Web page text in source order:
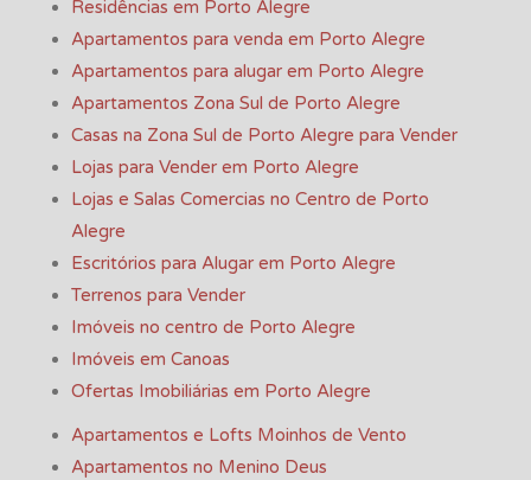
Residências em Porto Alegre
Apartamentos para venda em Porto Alegre
Apartamentos para alugar em Porto Alegre
Apartamentos Zona Sul de Porto Alegre
Casas na Zona Sul de Porto Alegre para Vender
Lojas para Vender em Porto Alegre
Lojas e Salas Comercias no Centro de Porto
Alegre
Escritórios para Alugar em Porto Alegre
Terrenos para Vender
Imóveis no centro de Porto Alegre
Imóveis em Canoas
Ofertas Imobiliárias em Porto Alegre
Apartamentos e Lofts Moinhos de Vento
Apartamentos no Menino Deus